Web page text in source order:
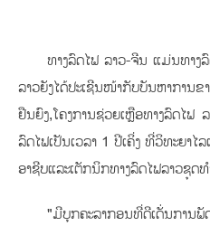
ທາງລົດໄຟ ລາວ-ຈີນ ແມ່ນທາງ
ລາວຍັງໄດ້ປະເຊີນໜ້າກັບບັນຫາການ
ຢືນຍົງ,ໂຄງການຊ່ວຍເຫຼືອທາງລົດໄ
ລົດໄຟເປັນເວລາ 1 ປີເຄິ່ງ ທີ່ວິທະຍາ
ອາຊີບແລະເຕັກນິກທາງລົດໄຟລາວຊຸດ
"ມີບຸກຄະລາກອນທີ່ດີເດັ່ນການພັ